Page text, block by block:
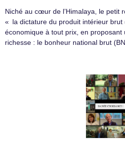
Niché au cœur de l’Himalaya, le petit
« la dictature du produit intérieur
économique à tout prix, en proposant
richesse : le bonheur national brut